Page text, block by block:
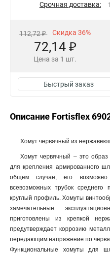
Срочная доставка:
112,72 ₽ Скидка 36%
72,14 ₽
Цена за 1 шт.
Быстрый заказ
Описание Fortisflex
Хомут червячный из
Хомут червячный – это образ
для крепления армированного
общем случае, его возможно
всевозможных трубок
круглый профиль. Хомуты
замечательные
приготовлены из крепкой
предутверждает коррозию
передающим напряжение по
Функциональные хомуты для